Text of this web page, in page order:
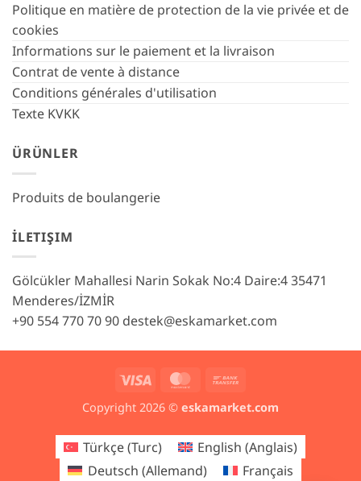
Politique en matière de protection de la vie privée et de
cookies
Informations sur le paiement et la livraison
Contrat de vente à distance
Conditions générales d'utilisation
Texte KVKK
ÜRÜNLER
Produits de boulangerie
İLETIŞIM
Gölcükler Mahallesi Narin Sokak No:4 Daire:4 35471
Menderes/İZMİR
+90 554 770 70 90 destek@eskamarket.com
Visa MasterCard
Copyright 2026 © eskamarket.com
Türkçe(Turc) English (Anglais)
Deutsch (Allemand) Français